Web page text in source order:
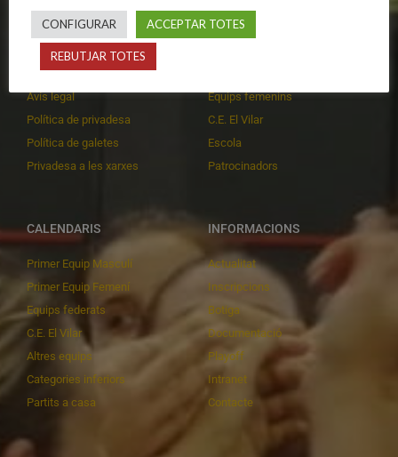
Història
Organització
Publicacions
Avís legal
Política de privadesa
Política de galetes
Privadesa a les xarxes
Primer equip masculí
Equips femenins
C.E. El Vilar
Escola
Patrocinadors
CALENDARIS
Primer Equip Masculí
Primer Equip Femení
Equips federats
C.E. El Vilar
Altres equips
Categories inferiors
Partits a casa
INFORMACIONS
Actualitat
Inscripcions
Botiga
Documentació
Playoff
Intranet
Contacte
CONFIGURAR ACCEPTAR TOTES
REBUTJAR TOTES